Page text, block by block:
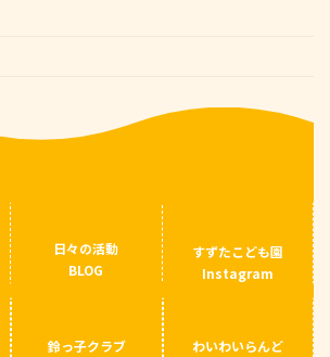
日々の活動
BLOG
すずたこども園
Instagram
鈴っ子クラブ わいわいらんど